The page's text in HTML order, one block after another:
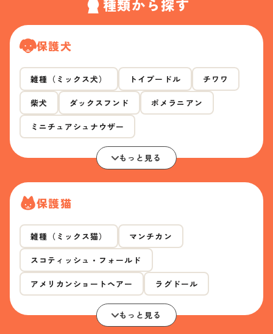
種類から探す
保護犬
雑種（ミックス犬） トイプードル チワワ
柴犬 ダックスフンド ポメラニアン
ミニチュアシュナウザー
もっと見る
保護猫
雑種（ミックス猫） マンチカン
スコティッシュ・フォールド
アメリカンショートヘアー ラグドール
もっと見る